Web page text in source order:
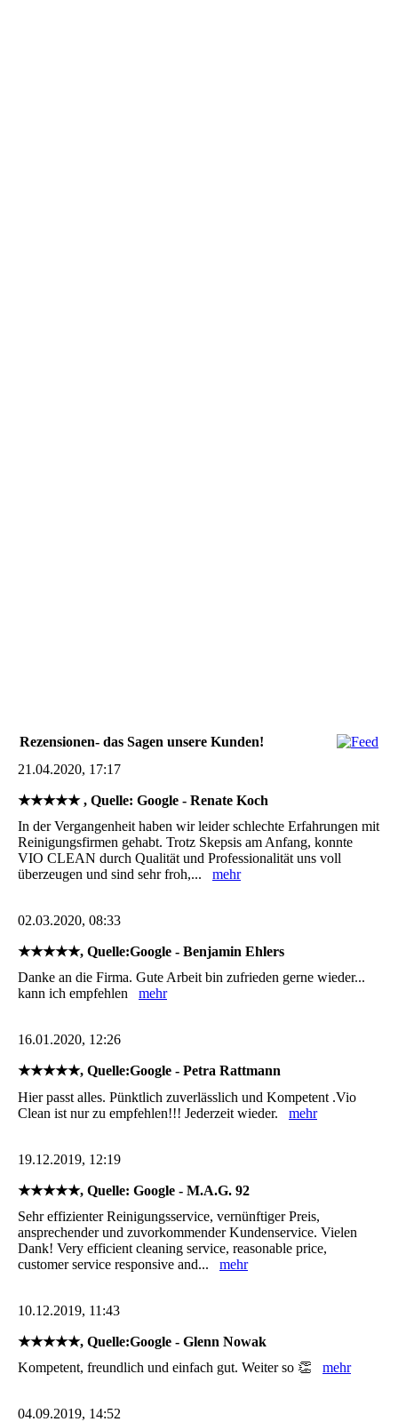
Rezensionen- das Sagen unsere Kunden!
21.04.2020, 17:17
★★★★★ , Quelle: Google - Renate Koch
In der Vergangenheit haben wir leider schlechte Erfahrungen mit
Reinigungsfirmen gehabt. Trotz Skepsis am Anfang, konnte
VIO CLEAN durch Qualität und Professionalität uns voll
überzeugen und sind sehr froh,... mehr
02.03.2020, 08:33
★★★★★, Quelle:Google - Benjamin Ehlers
Danke an die Firma. Gute Arbeit bin zufrieden gerne wieder...
kann ich empfehlen mehr
16.01.2020, 12:26
★★★★★, Quelle:Google - Petra Rattmann
Hier passt alles. Pünktlich zuverlässlich und Kompetent .Vio
Clean ist nur zu empfehlen!!! Jederzeit wieder. mehr
19.12.2019, 12:19
★★★★★, Quelle: Google - M.A.G. 92
Sehr effizienter Reinigungsservice, vernünftiger Preis,
ansprechender und zuvorkommender Kundenservice. Vielen
Dank! Very efficient cleaning service, reasonable price,
customer service responsive and... mehr
10.12.2019, 11:43
★★★★★, Quelle:Google - Glenn Nowak
Kompetent, freundlich und einfach gut. Weiter so 👏 mehr
04.09.2019, 14:52